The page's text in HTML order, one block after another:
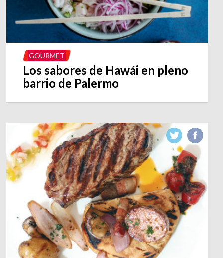
GOURMET
Los sabores de Hawái en pleno
barrio de Palermo